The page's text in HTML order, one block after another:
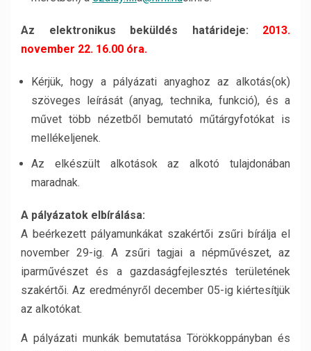
Az elektronikus beküldés határideje:
2013.
november 22. 16.00 óra.
Kérjük, hogy a pályázati anyaghoz az alkotás(ok)
szöveges leírását (anyag, technika, funkció), és a
művet több nézetből bemutató műtárgyfotókat is
mellékeljenek.
Az elkészült alkotások az alkotó tulajdonában
maradnak.
A pályázatok elbírálása:
A beérkezett pályamunkákat szakértői zsűri bírálja el
november 29-ig. A zsűri tagjai a népművészet, az
iparművészet és a gazdaságfejlesztés területének
szakértői. Az eredményről december 05-ig kiértesítjük
az alkotókat.
A pályázati munkák bemutatása Törökkoppányban és